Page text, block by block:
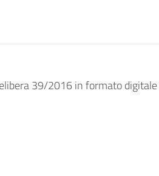
39/2016 in formato